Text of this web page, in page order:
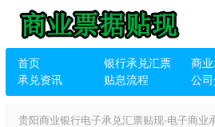
首页 银行承兑汇票 商
承兑资讯
贴息流程 公
贵阳商业银行电子承兑汇票贴现-电子商业